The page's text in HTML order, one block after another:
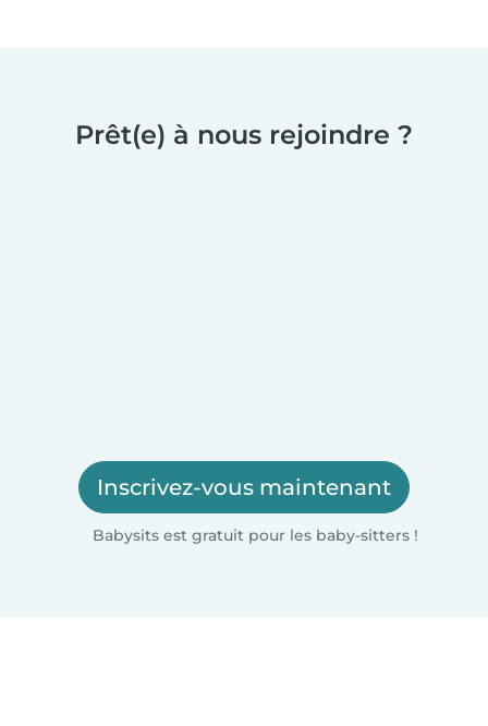
Prêt(e) à nous rejoindre ?
Inscrivez-vous maintenant
Babysits est gratuit pour les baby-sitters !